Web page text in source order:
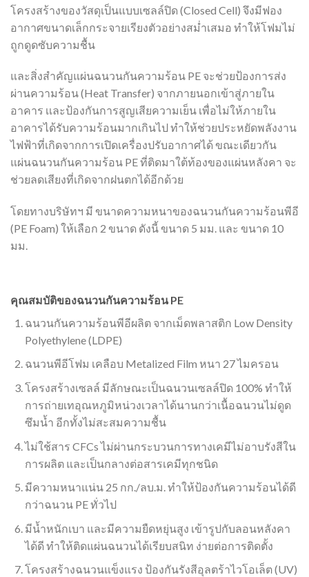
โครงสร้างของวัสดุเป็นแบบเซลล์ปิด (Closed Cell) จึงมีฟอง
อากาศขนาดเล็กกระจายเรียงตัวอย่างสม่ำเสมอ ทำให้โฟมไม่
ถูกดูดซับความชื้น
และสิ่งสำคัญแผ่นฉนวนกันความร้อน PE จะช่วยป้องการส่ง
ผ่านความร้อน (Heat Transfer) จากภายนอกเข้าสู่ภายใน
อาคาร เเละป้องกันการสูญเสียความเย็น เพื่อไม่ให้ภายใน
อาคารได้รับความร้อนมากเกินไป ทำให้ช่วยประหยัดพลังงาน
ไฟฟ้าที่เกิดจากการเปิดเครื่องปรับอากาศได้ ขณะเดียวกัน
แผ่นฉนวนกันความร้อน PE ที่ติดมาใต้ท้องของแผ่นหลังคา จะ
ช่วยลดเสียงที่เกิดจากฝนตกได้อีกด้วย
โดยทางบริษัทฯ มี ขนาดความหนาของฉนวนกันความร้อนพีอี
(PE Foam) ให้เลือก 2 ขนาด ดังนี้ ขนาด 5 มม. และ ขนาด 10
มม.
คุณสมบัติของฉนวนกันความร้อน PE
ฉนวนกันความร้อนพีอีผลิต จากเม็ดพลาสติก Low Density
Polyethylene (LDPE)
ฉนวนพีอีโฟม เคลือบ Metalized Film หนา 27 ไมครอน
โครงสร้างเซลล์ มีลักษณะเป็นฉนวนเซลล์ปิด 100% ทำให้
การถ่ายเทอุณหภูมิหน่วงเวลาได้นานกว่าเนื้อฉนวนไม่ดูด
ซึมน้ำ อีกทั้งไม่สะสมความชื้น
ไม่ใช้สาร CFCs ไม่ผ่านกระบวนการทางเคมีไม่อาบรังสีใน
การผลิต และเป็นกลางต่อสารเคมีทุกชนิด
มีความหนาแน่น 25 กก./ลบ.ม. ทำให้ป้องกันความร้อนได้ดี
กว่าฉนวน PE ทั่วไป
มีน้ำหนักเบา และมีความยืดหยุ่นสูง เข้ารูปกับลอนหลังคา
ได้ดี ทำให้ติดแผ่นฉนวนได้เรียบสนิท ง่ายต่อการติดตั้ง
โครงสร้างฉนวนแข็งแรง ป้องกันรังสีอุลตร้าไวโอเล็ต (UV)